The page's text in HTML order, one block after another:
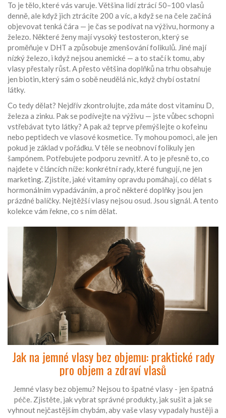
To je tělo, které vás varuje. Většina lidí ztrácí 50–100 vlasů
denně, ale když jich ztrácíte 200 a víc, a když se na čele začíná
objevovat tenká čára — je čas se podívat na výživu, hormony a
železo. Některé ženy mají vysoký testosteron, který se
proměňuje v DHT a způsobuje zmenšování folikulů. Jiné mají
nízký železo, i když nejsou anemické — a to stačí k tomu, aby
vlasy přestaly růst. A přesto většina doplňků na trhu obsahuje
jen biotin, který sám o sobě neudělá nic, když chybí ostatní
látky.
Co tedy dělat? Nejdřív zkontrolujte, zda máte dost vitamínu D,
železa a zinku. Pak se podívejte na výživu — jste vůbec schopni
vstřebávat tyto látky? A pak až teprve přemýšlejte o kofeinu
nebo peptidech ve vlasové kosmetice. Ty mohou pomoci, ale jen
pokud je základ v pořádku. V těle se neobnoví folikuly jen
šampónem. Potřebujete podporu zevnitř. A to je přesně to, co
najdete v článcích níže: konkrétní rady, které fungují, ne jen
marketing. Zjistíte, jaké vitamíny opravdu pomáhají, co dělat s
hormonálním vypadáváním, a proč některé doplňky jsou jen
prázdné balíčky. Nejtěžší vlasy nejsou osud. Jsou signál. A tento
kolekce vám řekne, co s ním dělat.
Jak na jemné vlasy bez objemu: praktické rady
pro objem a zdraví vlasů
Jemné vlasy bez objemu? Nejsou to špatné vlasy - jen špatná
péče. Zjistěte, jak vybrat správné produkty, jak sušit a jak se
vyhnout nejčastějším chybám, aby vaše vlasy vypadaly hustěji a